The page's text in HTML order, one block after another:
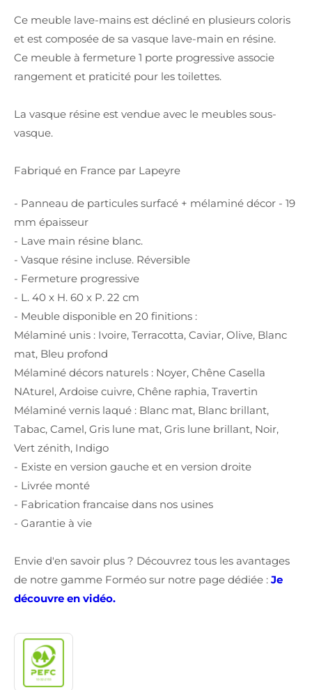
Ce meuble lave-mains est décliné en plusieurs coloris
et est composée de sa vasque lave-main en résine.
Ce meuble à fermeture 1 porte progressive associe
rangement et praticité pour les toilettes.
La vasque résine est vendue avec le meubles sous-
vasque.
Fabriqué en France par Lapeyre
- Panneau de particules surfacé + mélaminé décor - 19
mm épaisseur
- Lave main résine blanc.
- Vasque résine incluse. Réversible
- Fermeture progressive
- L. 40 x H. 60 x P. 22 cm
- Meuble disponible en 20 finitions :
Mélaminé unis : Ivoire, Terracotta, Caviar, Olive, Blanc
mat, Bleu profond
Mélaminé décors naturels : Noyer, Chêne Casella
NAturel, Ardoise cuivre, Chêne raphia, Travertin
Mélaminé vernis laqué : Blanc mat, Blanc brillant,
Tabac, Camel, Gris lune mat, Gris lune brillant, Noir,
Vert zénith, Indigo
- Existe en version gauche et en version droite
- Livrée monté
- Fabrication francaise dans nos usines
- Garantie à vie
Envie d'en savoir plus ? Découvrez tous les avantages
de notre gamme Forméo sur notre page dédiée : Je
découvre en vidéo.